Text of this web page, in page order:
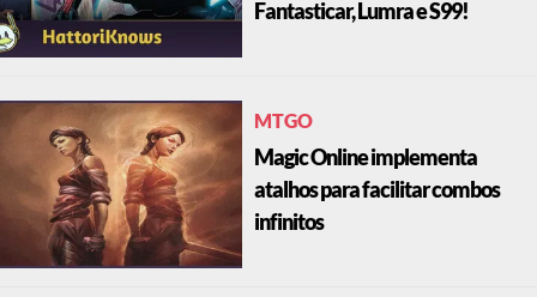
Fantasticar, Lumra e S99!
MTGO
Magic Online implementa
atalhos para facilitar combos
infinitos